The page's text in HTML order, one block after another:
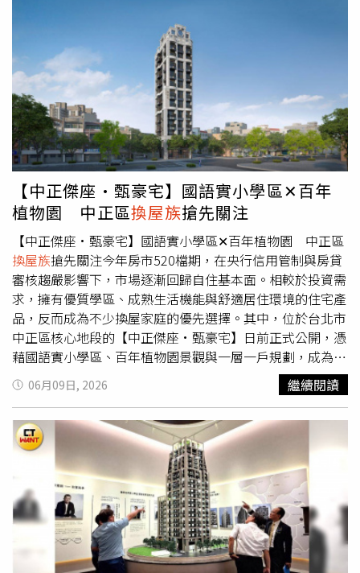
避免資金斷鏈。第四，建立預審預警機制： 銀行應建立交
屋前六個月的預審與鑑價預警機制，及早揭露可能的核貸落
差，讓購屋人、建商與銀行有時間調整資金。第五，檢討限
期開工規範： 應檢討18個月限期開工規範，依都市更新、
合建案、偏鄉或大型複合開發等不同條件給予彈性，避免為
趕期限而壓縮規畫品質。竹科外溢效應撐盤！ 竹東、新豐
房價逆勢衝高 漲幅居前段班跨條溪換台北門牌？ 中永和人
「這原因」集體逆向北漂了！輝達總部效應發威！ 北投房
市交易暴增3成 科技買盤湧入北士科
來說，問題根本沒解決。（圖／黃耀徵攝）而這次大家誤判
放寬的第2屋貸款，他也表示，近年隨著資本市場表現強勢
及投資工具多元化，不動產短期投資已大幅減少；然而不同
家庭基於就業、教育、照護或生活安排所產生多元居住需
求，以第2戶貸款作為判斷投資的依據，不只缺乏合理性，
甚至影響正常居住安排與資產配置的彈性。此外，目前銀行
鑑價普遍偏離市場成交價，加上貸款成數保守及保留款、附
加條件過多，導致中小建商面臨資金調度壓力，以及金融資
源集中於集團建商及特定高熱度區域，中小型建商與地方建
設面臨融資排擠，也盼金管會與央行全面檢討現行授信制
度。8月1日起，新建住宅屋頂強制要求架設光電板，不僅配
套不足急上路、還在房市最艱困時又增加營建成本，讓業者
相當反彈。（示意圖／CTWANT資料室）然而除了以上問題
待解外，建築業還有新的隱憂，屋頂光電新制將於今年8月
上路，未來新建建築面積超過1000平方米（約300坪）以
上，強制屋頂設置光電設備，引起建商不小反彈。台灣省不
動產開發公會理事長吳國寶即表示，若是光電板設在公共建
設、大型建築當然沒有問題，但是沒必要強制連一般住宅也
要規範納入，一般建築面積不大，能設置的數量很少，產能
不高，效益有限，但卻因此破壞了台灣建築天際線，讓整個
社會都付出成本，是因小失大。而賠錢的生意沒人做，這項
政策所多出的營建成本，最終仍會由購屋人所吸收。吳國寶
表示，央行一直期待房價下修，但事實上營建成本層層堆
疊，房價根本沒有下修空間；再來，台灣有許多颱風災害，
未來維護光電板的成本和天災帶來的風險都要住戶來承擔，
然而政策卻急躁上路，配套不足，勢必又將引發另一波「光
電板之亂」。
「信用管制就到這裡」，引發各界對信用管制調整的諸多聯
想，不少業者期待管制鬆綁。如今定案一切維持現狀，科達
建築董事長賴建程表示，雖市場預期換屋貸款成數能提升，
但政策不變對市場而言，沒有進一步的措施就是好消息！房
地產目前是「短空長多」，賴建程建議政府多關注首購族群
的權益，「現階段真正影響市場的，不只是政策，還有銀行
資金、貸款條件與買方購屋信心。」賴建程進一步指出，第
一線案場不乏來客量，但受到整體觀望氛圍、貸款限制，購
屋民眾信心持續遞延，成交就自然撲空。因此，建請政府可
考慮適度放寬部分限制，例如針對換屋族、年輕家庭、首購
自住等需求，提供更彈性的貸款條件，讓真正有居住需求的
人不被過度限制，讓房市回到溫和、穩健、健康發展的軌
道。高力國際不動產業主代表服務部董事黃舒衛則表示，此
次央行理監事會議象徵房市正式告別高度政策干預階段，整
體市場結構將呈現「量穩價整、區域分化、長線資金提前布
局」並行的中期格局，房市定價權亦逐步回歸購買力面，提
醒賣方認清目前的資金、供需環境，告別超漲泡影，盡早重
新定價，而買方也要掌握難得的議價機會。他同時也建議主
管機關務實檢討高價住宅總價天花板、換屋貸款需求，同時
配合都更、危老政策持續擴大、轉型，調整土建融成數，才
是貼近市場需求、推進產業升級的關鍵。張旭嵐也進一步指
出，下半年房市觀察重點，除了關注熱錢流向外，另一個就
是通膨問題。近期我國的通膨率超過2%警戒線，若後續未
能回落至2%以下，下半年升息的可能性將提高；由於當前
房貸的利率水平已來到近17年新高，升息恐加深民眾的購屋
負擔，減損市場復甦力道，因此通膨高低牽動利率走勢，成
為下半年房市的重要變數。
【中正傑座·甄豪宅】國語實小學區✕百年
植物園 中正區換屋族搶先關注
【中正傑座·甄豪宅】國語實小學區✕百年植物園 中正區
換屋族搶先關注今年房市520檔期，在央行信用管制與房貸
審核趨嚴影響下，市場逐漸回歸自住基本面。相較於投資需
求，擁有優質學區、成熟生活機能與舒適居住環境的住宅產
品，反而成為不少換屋家庭的優先選擇。其中，位於台北市
中正區核心地段的【中正傑座·甄豪宅】日前正式公開，憑
藉國語實小學區、百年植物園景觀與一層一戶規劃，成為近
期市場關注焦點。房市進入理性盤整，具備地段、品牌與產
品力的核心蛋黃區新案，仍是高資產族群長期資產配置的首
選。（圖／業者提供）中正區向來是台北市文教氣息最濃厚
的行政區之一，其中國語實驗國民小學更是許多家長心目中
的明星學校。創校超過百年，長期維持額滿狀態，設籍條件
相對嚴格，周邊住宅市場也因此受到高度關注。從國語實小
出發，串聯南門國中、建國中學與北一女中，形成完整十二
年優質學習路徑，成為許多家庭選擇定居中正區的重要原
因。【中正傑座·甄豪宅】座落中正區核心，擁國語實小等
12年完整名校路徑，更有未來萬大線交通優勢，奠定地段稀
缺價值。（圖／業者提供）除了教育優勢外，中正區同時擁
06月09日, 2026 繼續閱讀